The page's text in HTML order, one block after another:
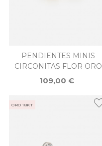
PENDIENTES MINIS
CIRCONITAS FLOR ORO
109,00 €
ORO 18KT